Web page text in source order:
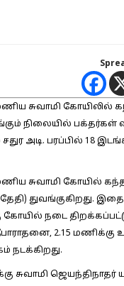
சுவாமி கோயிலில்
நிலையில் பக்தர்கள்
சதுர அடி. பரப்பில் 18
சுவாமி கோயில்
துவங்குகிறது.
நடை
2.15 மணிக்கு
நடக்கிறது.
சுவாமி ஜெயந்திநாதர்